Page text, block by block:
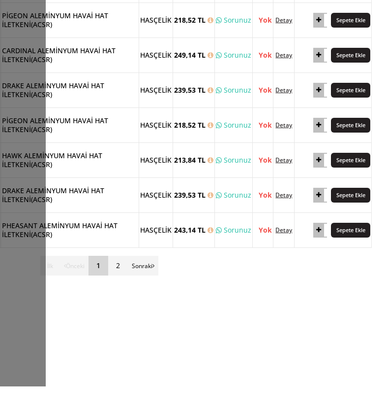
PİGEON ALEMİNYUM HAVAİ HAT
İLETKENİ(ACSR)
HASÇELİK 218,52 TL Sorunuz Yok Detay Sepete Ekle
CARDINAL ALEMİNYUM HAVAİ HAT
İLETKENİ(ACSR)
HASÇELİK 249,14 TL Sorunuz Yok Detay Sepete Ekle
DRAKE ALEMİNYUM HAVAİ HAT
İLETKENİ(ACSR)
HASÇELİK 239,53 TL Sorunuz Yok Detay Sepete Ekle
PİGEON ALEMİNYUM HAVAİ HAT
İLETKENİ(ACSR)
HASÇELİK 218,52 TL Sorunuz Yok Detay Sepete Ekle
HAWK ALEMİNYUM HAVAİ HAT
İLETKENİ(ACSR)
HASÇELİK 213,84 TL Sorunuz Yok Detay Sepete Ekle
DRAKE ALEMİNYUM HAVAİ HAT
İLETKENİ(ACSR)
HASÇELİK 239,53 TL Sorunuz Yok Detay Sepete Ekle
PHEASANT ALEMİNYUM HAVAİ HAT
İLETKENİ(ACSR)
HASÇELİK 243,14 TL Sorunuz Yok Detay Sepete Ekle
İlk Önceki 1 2 Sonraki